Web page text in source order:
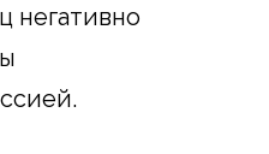
негативно